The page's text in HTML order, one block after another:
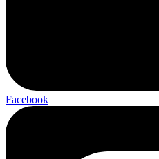
Facebook